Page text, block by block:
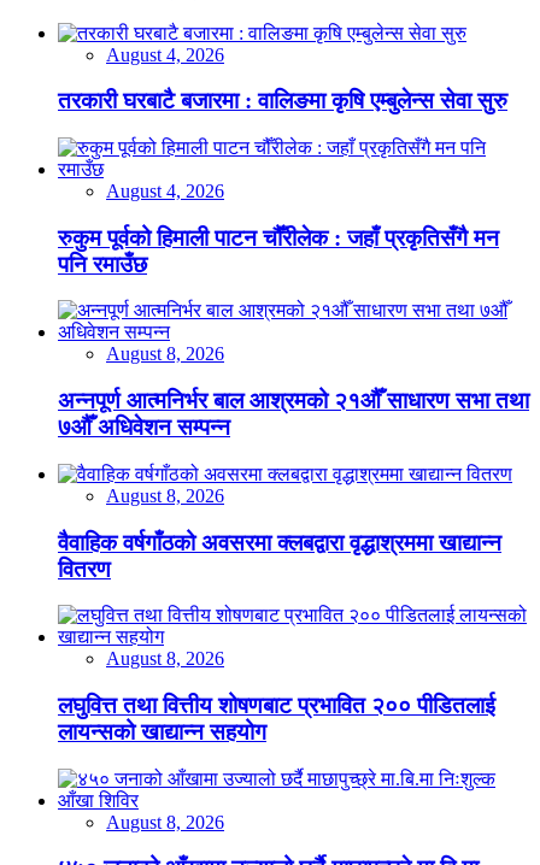
August 4, 2026
तरकारी घरबाटै बजारमा : वालिङमा कृषि एम्बुलेन्स सेवा सुरु
August 4, 2026
रुकुम पूर्वको हिमाली पाटन चौँरीलेक : जहाँ प्रकृतिसँगै मन
पनि रमाउँछ
August 8, 2026
अन्नपूर्ण आत्मनिर्भर बाल आश्रमको २१औँ साधारण सभा तथा
७औँ अधिवेशन सम्पन्न
August 8, 2026
वैवाहिक वर्षगाँठको अवसरमा क्लबद्वारा वृद्धाश्रममा खाद्यान्न
वितरण
August 8, 2026
लघुवित्त तथा वित्तीय शोषणबाट प्रभावित २०० पीडितलाई
लायन्सको खाद्यान्न सहयोग
August 8, 2026